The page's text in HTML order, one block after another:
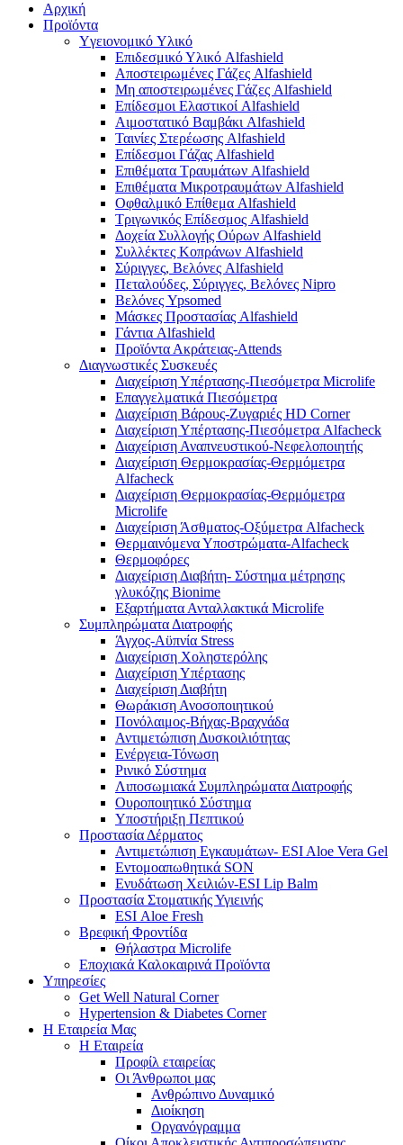
Αρχική
Προϊόντα
Yγειονομικό Yλικό
Επιδεσμικό Υλικό Alfashield
Αποστειρωμένες Γάζες Alfashield
Μη αποστειρωμένες Γάζες Alfashield
Επίδεσμοι Ελαστικοί Alfashield
Αιμοστατικό Βαμβάκι Alfashield
Ταινίες Στερέωσης Alfashield
Επίδεσμοι Γάζας Alfashield
Επιθέματα Τραυμάτων Alfashield
Επιθέματα Μικροτραυμάτων Alfashield
Οφθαλμικό Eπίθεμα Alfashield
Τριγωνικός Επίδεσμος Alfashield
Δοχεία Συλλογής Ούρων Alfashield
Συλλέκτες Κοπράνων Alfashield
Σύριγγες, Βελόνες Alfashield
Πεταλούδες, Σύριγγες, Βελόνες Nipro
Βελόνες Ypsomed
Μάσκες Προστασίας Alfashield
Γάντια Alfashield
Προϊόντα Ακράτειας-Attends
Διαγνωστικές Συσκευές
Διαχείριση Υπέρτασης-Πιεσόμετρα Microlife
Επαγγελματικά Πιεσόμετρα
Διαχείριση Βάρους-Ζυγαριές HD Corner
Διαχείριση Υπέρτασης-Πιεσόμετρα Alfacheck
Διαχείριση Αναπνευστικού-Νεφελοποιητής
Διαχείριση Θερμοκρασίας-Θερμόμετρα
Alfacheck
Διαχείριση Θερμοκρασίας-Θερμόμετρα
Microlife
Διαχείριση Άσθματος-Οξύμετρα Alfacheck
Θερμαινόμενα Υποστρώματα-Alfacheck
Θερμοφόρες
Διαχείριση Διαβήτη- Σύστημα μέτρησης
γλυκόζης Bionime
Εξαρτήματα Ανταλλακτικά Microlife
Συμπληρώματα Διατροφής
Άγχος-Αϋπνία Stress
Διαχείριση Χοληστερόλης
Διαχείριση Υπέρτασης
Διαχείριση Διαβήτη
Θωράκιση Ανοσοποιητικού
Πονόλαιμος-Βήχας-Βραχνάδα
Αντιμετώπιση Δυσκοιλιότητας
Eνέργεια-Τόνωση
Ρινικό Σύστημα
Λιποσωμιακά Συμπληρώματα Διατροφής
Ουροποιητικό Σύστημα
Υποστήριξη Πεπτικού
Προστασία Δέρματος
Αντιμετώπιση Εγκαυμάτων- ESI Aloe Vera Gel
Εντομοαπωθητικά SON
Ενυδάτωση Χειλιών-ESI Lip Balm
Προστασία Στοματικής Υγιεινής
ESI Αloe Fresh
Βρεφική Φροντίδα
Θήλαστρα Microlife
Εποχιακά Καλοκαιρινά Προϊόντα
Υπηρεσίες
Get Well Natural Corner
Hypertension & Diabetes Corner
Η Εταιρεία Μας
Η Εταιρεία
Προφίλ εταιρείας
Οι Άνθρωποι μας
Ανθρώπινο Δυναμικό
Διοίκηση
Οργανόγραμμα